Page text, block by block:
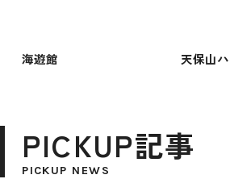
海遊館 天保山
PICKUP記事
PICKUP NEWS